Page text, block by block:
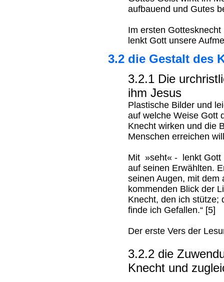
aufbauend und Gutes
Im ersten
lenkt Gott unsere
3.2 die Gestalt des
3.2.1 Die
ihm Jesus
Plastische Bilder und
auf welche Weise Gott
Knecht wirken und die
Menschen erreichen
Mit »seht« - lenkt Gott
auf seinen Erwählten.
seinen Augen, mit dem
kommenden Blick der
Knecht, den ich stütze;
finde ich Gefallen.“ [5]
Der erste Vers der
3.2.2 die
Knecht und